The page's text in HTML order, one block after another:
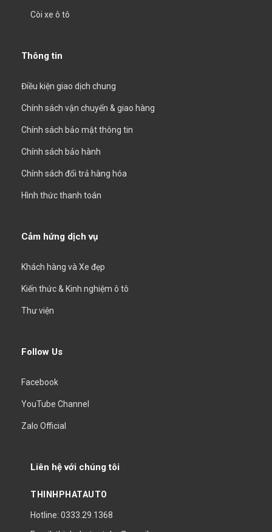
Còi xe ô tô
Thông tin
Điều kiện giao dịch chung
Chính sách vận chuyển & giao hàng
Chính sách bảo mật thông tin
Chính sách bảo hành
Chính sách đổi trả hàng hóa
Hình thức thanh toán
Cảm hứng dịch vụ
Khách hàng và Xe đẹp
Kiến thức & Kinh nghiệm ô tô
Thư viện
Follow Us
Facebook
YouTube Channel
Zalo Official
Liên hệ với chúng tôi
THINHPHATAUTO
Hotline: 0333.29.1368